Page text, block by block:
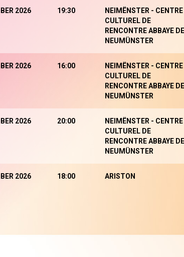
2026 19:30
NEIMËNSTER - CENTRE
CULTUREL DE
RENCONTRE ABBAYE DE
NEUMÜNSTER
2026 16:00
NEIMËNSTER - CENTRE
CULTUREL DE
RENCONTRE ABBAYE DE
NEUMÜNSTER
2026 20:00
NEIMËNSTER - CENTRE
CULTUREL DE
RENCONTRE ABBAYE DE
NEUMÜNSTER
2026 18:00 ARISTON